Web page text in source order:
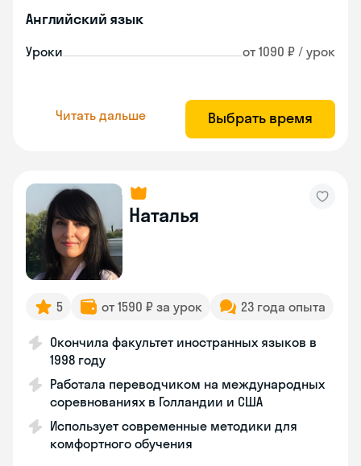
Английский язык
Уроки от 1090 ₽ / урок
Читать дальше Выбрать время
Наталья
5 от 1590 ₽ за урок 23 года опыта
Окончила факультет иностранных языков в
1998 году
Работала переводчиком на международных
соревнованиях в Голландии и США
Использует современные методики для
комфортного обучения